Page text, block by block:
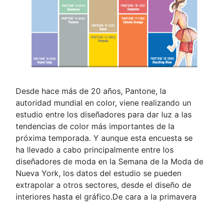
Desde hace más de 20 años, Pantone, la
autoridad mundial en color, viene realizando un
estudio entre los diseñadores para dar luz a las
tendencias de color más importantes de la
próxima temporada. Y aunque esta encuesta se
ha llevado a cabo principalmente entre los
diseñadores de moda en la Semana de la Moda de
Nueva York, los datos del estudio se pueden
extrapolar a otros sectores, desde el diseño de
interiores hasta el gráfico.De cara a la primavera